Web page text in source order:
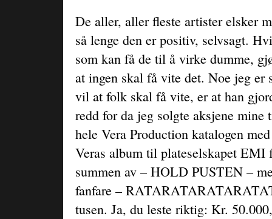
De aller, aller fleste artister elsker
så lenge den er positiv, selvsagt.
som kan få de til å virke dumme,
at ingen skal få vite det. Noe jeg er
vil at folk skal få vite, er at han
redd for da jeg solgte aksjene mine
hele Vera Production katalogen
Veras album til plateselskapet EMI
summen av – HOLD PUSTEN –
fanfare –
tusen. Ja, du leste riktig: Kr.